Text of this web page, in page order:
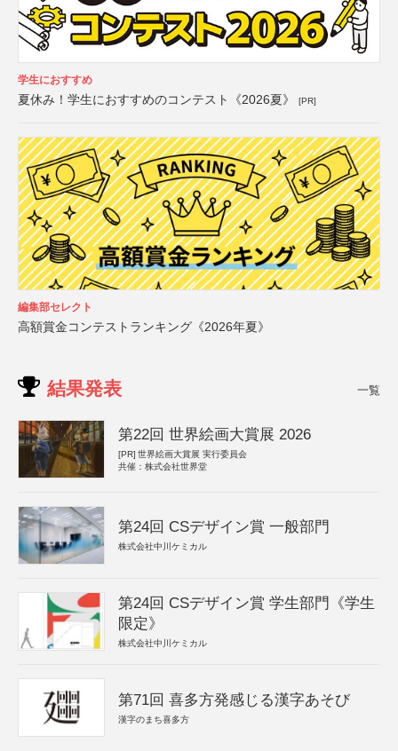
学生におすすめ
夏休み！学生におすすめのコンテスト《2026夏》 [PR]
編集部セレクト
高額賞金コンテストランキング《2026年夏》
結果発表 一覧
第22回 世界絵画大賞展 2026
[PR] 世界絵画大賞展 実行委員会
共催：株式会社世界堂
第24回 CSデザイン賞 一般部門
株式会社中川ケミカル
第24回 CSデザイン賞 学生部門《学生
限定》
株式会社中川ケミカル
第71回 喜多方発感じる漢字あそび
漢字のまち喜多方